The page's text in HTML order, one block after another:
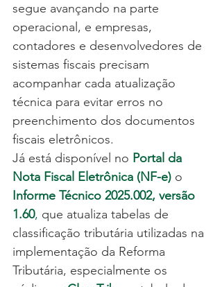
segue avançando na parte
operacional, e empresas,
contadores e desenvolvedores de
sistemas fiscais precisam
acompanhar cada atualização
técnica para evitar erros no
preenchimento dos documentos
fiscais eletrônicos.
Já está disponível no Portal da
Nota Fiscal Eletrônica (NF-e) o
Informe Técnico 2025.002, versão
1.60, que atualiza tabelas de
classificação tributária utilizadas na
implementação da Reforma
Tributária, especialmente os